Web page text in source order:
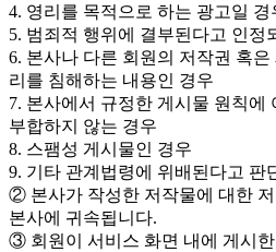
4. 영리를 목적으로 하는 광고일 경
5. 범죄적 행위에 결부된다고 인정
6. 본사나 다른 회원의 저작권 혹
리를 침해하는 내용인 경우
7. 본사에서 규정한 게시물 원칙에
부합하지 않는 경우
8. 스팸성 게시물인 경우
9. 기타 관계법령에 위배된다고 판
② 본사가 작성한 저작물에 대한
본사에 귀속됩니다.
③ 회원이 서비스 화면 내에 게시